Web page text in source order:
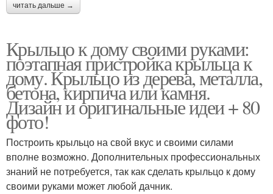
читать дальше →
Крыльцо к дому своими руками:
поэтапная пристройка крыльца к
дому. Крыльцо из дерева, металла,
бетона, кирпича или камня.
Дизайн и оригинальные идеи + 80
фото!
Построить крыльцо на свой вкус и своими силами
вполне возможно. Дополнительных профессиональных
знаний не потребуется, так как сделать крыльцо к дому
своими руками может любой дачник.